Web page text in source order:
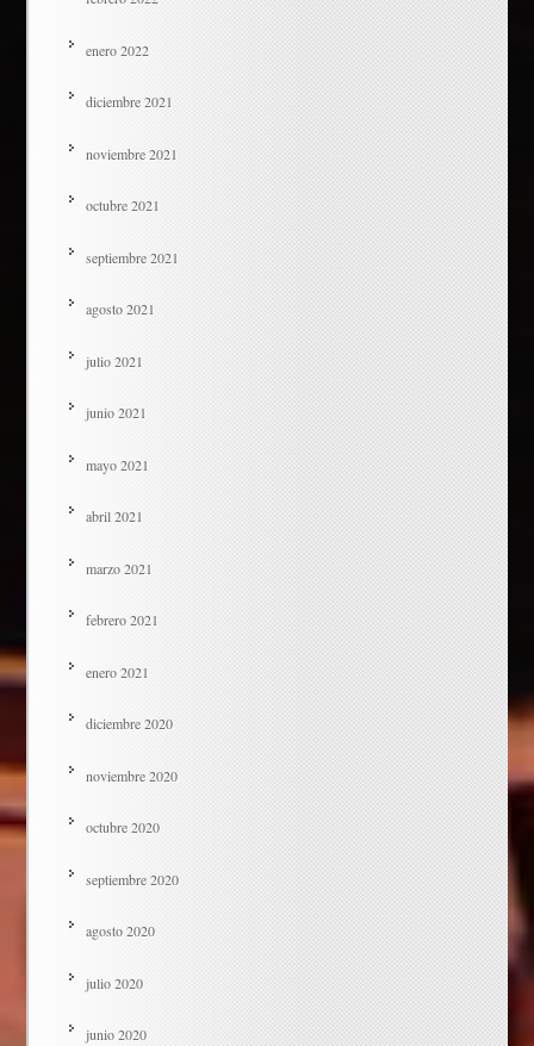
enero 2022
diciembre 2021
noviembre 2021
octubre 2021
septiembre 2021
agosto 2021
julio 2021
junio 2021
mayo 2021
abril 2021
marzo 2021
febrero 2021
enero 2021
diciembre 2020
noviembre 2020
octubre 2020
septiembre 2020
agosto 2020
julio 2020
junio 2020